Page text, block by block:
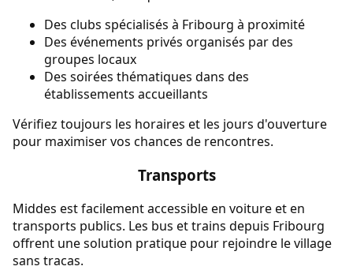
Des clubs spécialisés à Fribourg à proximité
Des événements privés organisés par des
groupes locaux
Des soirées thématiques dans des
établissements accueillants
Vérifiez toujours les horaires et les jours d'ouverture
pour maximiser vos chances de rencontres.
Transports
Middes est facilement accessible en voiture et en
transports publics. Les bus et trains depuis Fribourg
offrent une solution pratique pour rejoindre le village
sans tracas.